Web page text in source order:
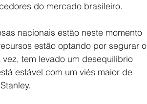
do mercado brasileiro.
nacionais estão neste momento
estão optando por segurar o
tem levado um desequilíbrio
estável com um viés maior de